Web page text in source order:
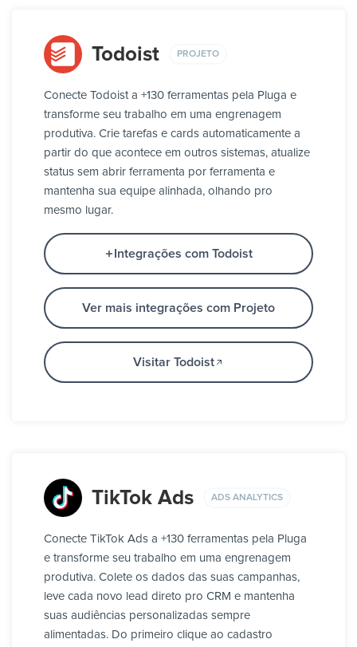
Todoist PROJETO
Conecte Todoist a +130 ferramentas pela Pluga e
transforme seu trabalho em uma engrenagem
produtiva. Crie tarefas e cards automaticamente a
partir do que acontece em outros sistemas, atualize
status sem abrir ferramenta por ferramenta e
mantenha sua equipe alinhada, olhando pro
mesmo lugar.
Integrações com Todoist
Ver mais integrações com Projeto
Visitar Todoist
TikTok Ads ADS ANALYTICS
Conecte TikTok Ads a +130 ferramentas pela Pluga
e transforme seu trabalho em uma engrenagem
produtiva. Colete os dados das suas campanhas,
leve cada novo lead direto pro CRM e mantenha
suas audiências personalizadas sempre
alimentadas. Do primeiro clique ao cadastro